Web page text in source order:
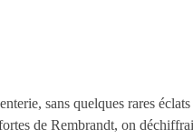
sans quelques rares
de Rembrandt, on